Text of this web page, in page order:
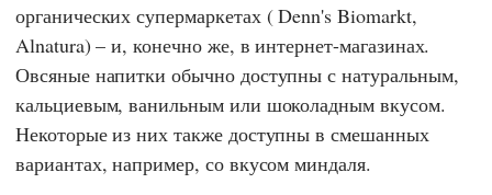
органических супермаркетах (Denn's Biomarkt,
Alnatura) – и, конечно же, в интернет-магазинах.
Овсяные напитки обычно доступны с натуральным,
кальциевым, ванильным или шоколадным вкусом.
Некоторые из них также доступны в смешанных
вариантах, например, со вкусом миндаля.